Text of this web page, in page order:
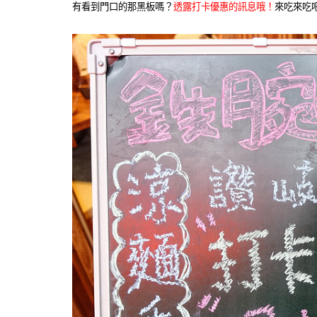
有看到門口的那黑板嗎？ 透露打卡優惠的訊息哦！ 來吃來吃